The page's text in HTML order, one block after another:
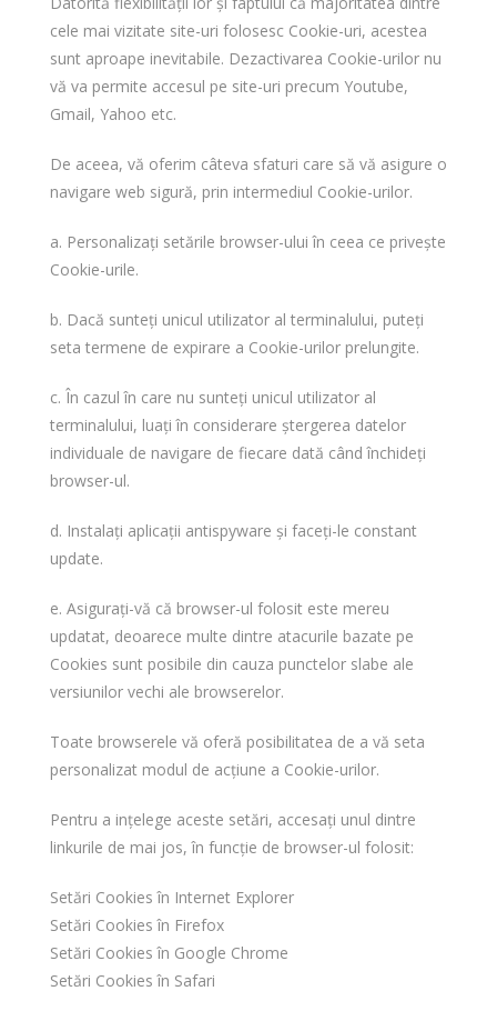
cele mai vizitate site-uri folosesc Cookie-uri, acestea
sunt aproape inevitabile. Dezactivarea Cookie-urilor nu
vă va permite accesul pe site-uri precum Youtube,
Gmail, Yahoo etc.
De aceea, vă oferim câteva sfaturi care să vă asigure o
navigare web sigură, prin intermediul Cookie-urilor.
a. Personalizați setările browser-ului în ceea ce privește
Cookie-urile.
b. Dacă sunteți unicul utilizator al terminalului, puteți
seta termene de expirare a Cookie-urilor prelungite.
c. În cazul în care nu sunteți unicul utilizator al
terminalului, luați în considerare ștergerea datelor
individuale de navigare de fiecare dată când închideți
browser-ul.
d. Instalați aplicații antispyware și faceți-le constant
update.
e. Asigurați-vă că browser-ul folosit este mereu
updatat, deoarece multe dintre atacurile bazate pe
Cookies sunt posibile din cauza punctelor slabe ale
versiunilor vechi ale browserelor.
Toate browserele vă oferă posibilitatea de a vă seta
personalizat modul de acțiune a Cookie-urilor.
Pentru a ințelege aceste setări, accesați unul dintre
linkurile de mai jos, în funcție de browser-ul folosit:
Setări Cookies în Internet Explorer
Setări Cookies în Firefox
Setări Cookies în Google Chrome
Setări Cookies în Safari